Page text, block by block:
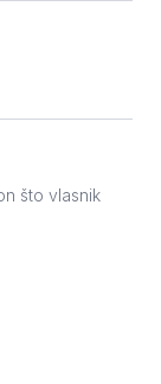
što vlasnik